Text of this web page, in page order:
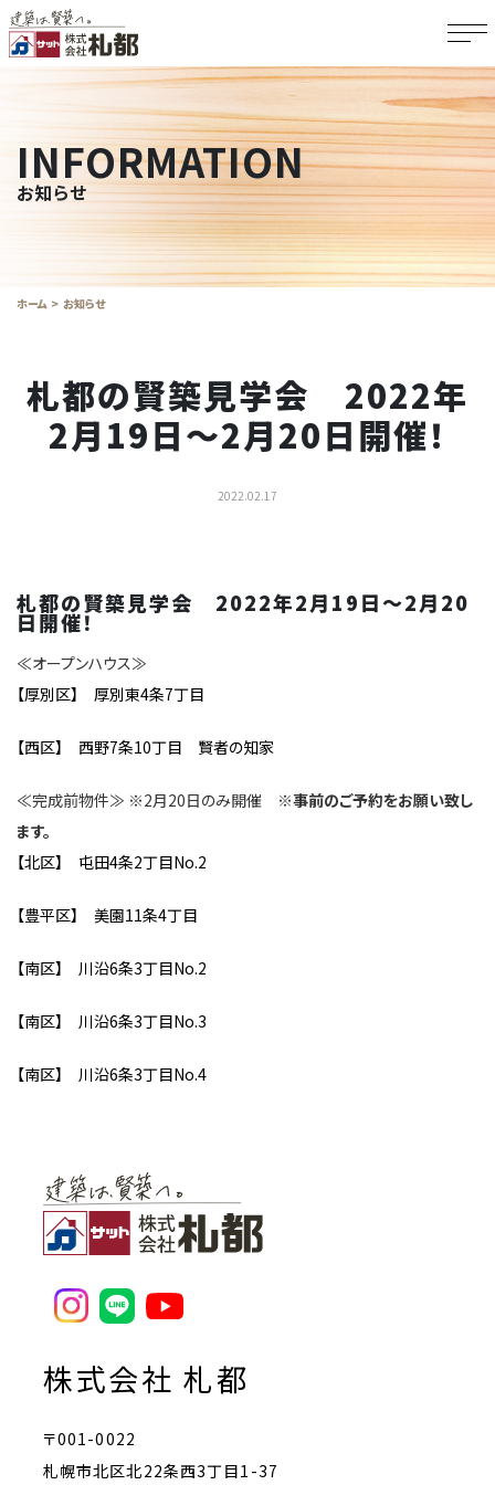
INFORMATION
お知らせ
ホーム お知らせ
札都の賢築見学会 2022年
2月19日～2月20日開催！
2022.02.17
札都の賢築見学会 2022年2月19日～2月20
日開催！
≪オープンハウス≫
【厚別区】 厚別東4条7丁目
【西区】 西野7条10丁目 賢者の知家
≪完成前物件≫ ※2月20日のみ開催 ※事前のご予約をお願い致し
ます。
【北区】 屯田4条2丁目No.2
【豊平区】 美園11条4丁目
【南区】 川沿6条3丁目No.2
【南区】 川沿6条3丁目No.3
【南区】 川沿6条3丁目No.4
株式会社 札都
〒001-0022
札幌市北区北22条西3丁目1-37